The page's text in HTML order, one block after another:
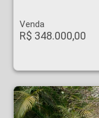
Venda
R$ 348.000,00